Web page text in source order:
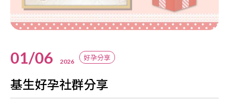
01/06 2026 好孕分享
基生好孕社群分享